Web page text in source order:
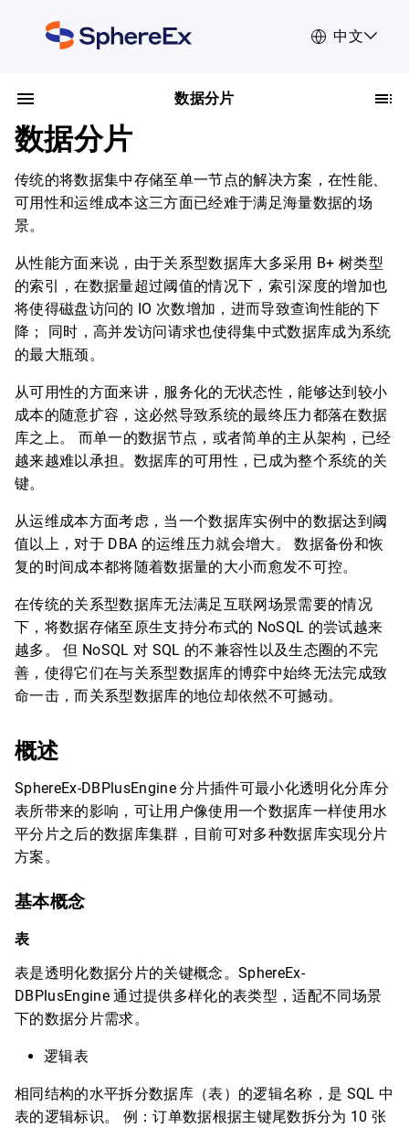
中文
数据分片
数据分片
传统的将数据集中存储至单一节点的解决方案，在性能、
可用性和运维成本这三方面已经难于满足海量数据的场
景。
从性能方面来说，由于关系型数据库大多采用 B+ 树类型
的索引，在数据量超过阈值的情况下，索引深度的增加也
将使得磁盘访问的 IO 次数增加，进而导致查询性能的下
降； 同时，高并发访问请求也使得集中式数据库成为系统
的最大瓶颈。
从可用性的方面来讲，服务化的无状态性，能够达到较小
成本的随意扩容，这必然导致系统的最终压力都落在数据
库之上。 而单一的数据节点，或者简单的主从架构，已经
越来越难以承担。数据库的可用性，已成为整个系统的关
键。
从运维成本方面考虑，当一个数据库实例中的数据达到阈
值以上，对于 DBA 的运维压力就会增大。 数据备份和恢
复的时间成本都将随着数据量的大小而愈发不可控。
在传统的关系型数据库无法满足互联网场景需要的情况
下，将数据存储至原生支持分布式的 NoSQL 的尝试越来
越多。 但 NoSQL 对 SQL 的不兼容性以及生态圈的不完
善，使得它们在与关系型数据库的博弈中始终无法完成致
命一击，而关系型数据库的地位却依然不可撼动。
概述
SphereEx-DBPlusEngine 分片插件可最小化透明化分库分
表所带来的影响，可让用户像使用一个数据库一样使用水
平分片之后的数据库集群，目前可对多种数据库实现分片
方案。
基本概念
表
表是透明化数据分片的关键概念。SphereEx-
DBPlusEngine 通过提供多样化的表类型，适配不同场景
下的数据分片需求。
逻辑表
相同结构的水平拆分数据库（表）的逻辑名称，是 SQL 中
表的逻辑标识。 例：订单数据根据主键尾数拆分为 10 张